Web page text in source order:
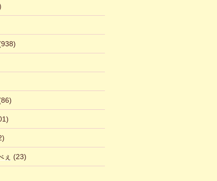
ぇ (23)